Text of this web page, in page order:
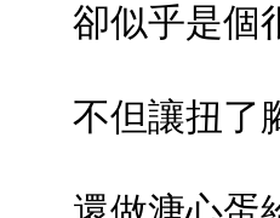
卻似乎是個
不但讓扭了腳